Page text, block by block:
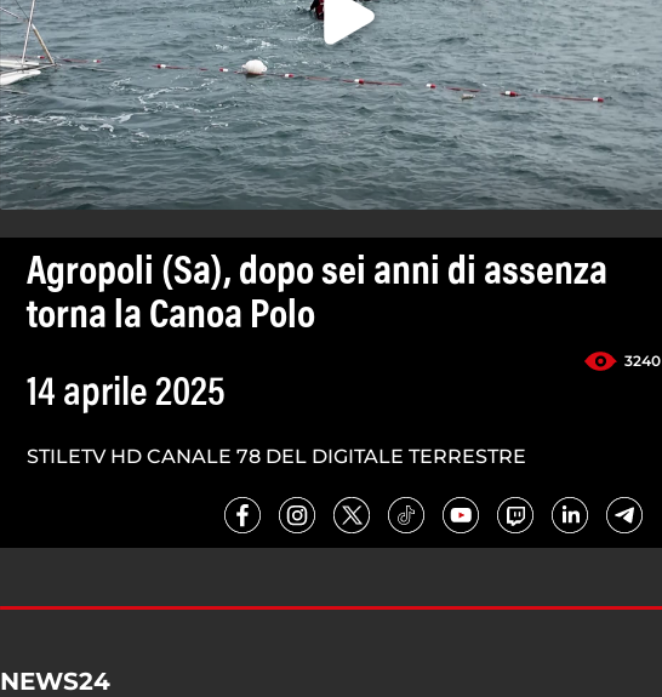
Agropoli (Sa), dopo sei anni di assenza
torna la Canoa Polo
3240
14 aprile 2025
STILETV HD CANALE 78 DEL DIGITALE TERRESTRE
NEWS24